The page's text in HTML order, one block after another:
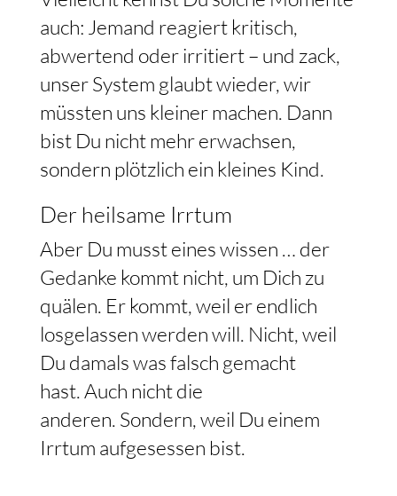
auch: Jemand reagiert kritisch,
abwertend oder irritiert – und zack,
unser System glaubt wieder, wir
müssten uns kleiner machen. Dann
bist Du nicht mehr erwachsen,
sondern plötzlich ein kleines Kind.
Der heilsame Irrtum
Aber Du musst eines wissen … der
Gedanke kommt nicht, um Dich zu
quälen. Er kommt, weil er endlich
losgelassen werden will. Nicht, weil
Du damals was falsch gemacht
hast. Auch nicht die
anderen. Sondern, weil Du einem
Irrtum aufgesessen bist.